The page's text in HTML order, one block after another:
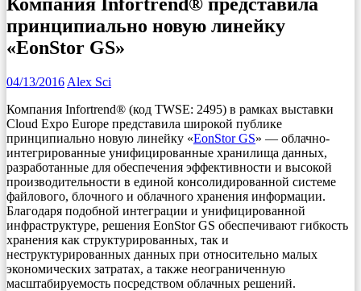
принципиально новую линейку
«EonStor GS»
04/13/2016 Alex Sci
Компания Infortrend® (код TWSE: 2495) в рамках выставки
Cloud Expo Europe представила широкой публике
принципиально новую линейку «EonStor GS» — облачно-
интегрированные унифицированные хранилища данных,
разработанные для обеспечения эффективности и высокой
производительности в единой консолидированной системе
файлового, блочного и облачного хранения информации.
Благодаря подобной интеграции и унифицированной
инфраструктуре, решения EonStor GS обеспечивают гибкость
хранения как структурированных, так и
неструктурированных данных при относительно малых
экономических затратах, а также неограниченную
масштабируемость посредством облачных решений.